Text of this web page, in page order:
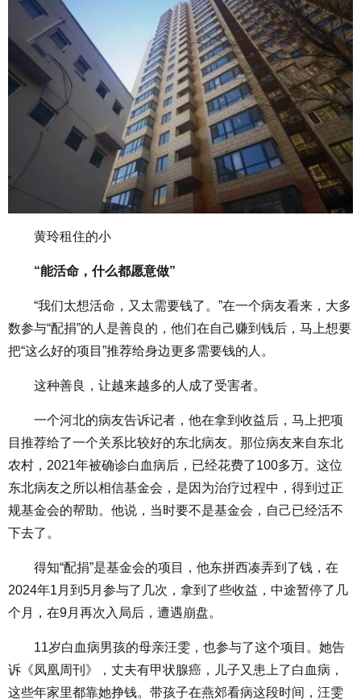
黄玲租住的小
“能活命，什么都愿意做”
“我们太想活命，又太需要钱了。”在一个病友看来，大多
数参与“配捐”的人是善良的，他们在自己赚到钱后，马上想要
把“这么好的项目”推荐给身边更多需要钱的人。
这种善良，让越来越多的人成了受害者。
一个河北的病友告诉记者，他在拿到收益后，马上把项
目推荐给了一个关系比较好的东北病友。那位病友来自东北
农村，2021年被确诊白血病后，已经花费了100多万。这位
东北病友之所以相信基金会，是因为治疗过程中，得到过正
规基金会的帮助。他说，当时要不是基金会，自己已经活不
下去了。
得知“配捐”是基金会的项目，他东拼西凑弄到了钱，在
2024年1月到5月参与了几次，拿到了些收益，中途暂停了几
个月，在9月再次入局后，遭遇崩盘。
11岁白血病男孩的母亲汪雯，也参与了这个项目。她告
诉《凤凰周刊》，丈夫有甲状腺癌，儿子又患上了白血病，
这些年家里都靠她挣钱。带孩子在燕郊看病这段时间，汪雯